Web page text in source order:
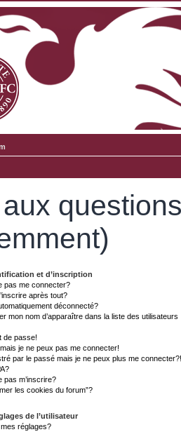
et d’inscription
pas me connecter?
après tout?
déconnecté?
mon nom d’apparaître dans la liste des utilisateurs
de passe!
je ne peux pas me connecter!
par le passé mais je ne peux plus me connecter?!
pas m’inscrire?
les cookies du forum”?
de l’utilisateur
réglages?